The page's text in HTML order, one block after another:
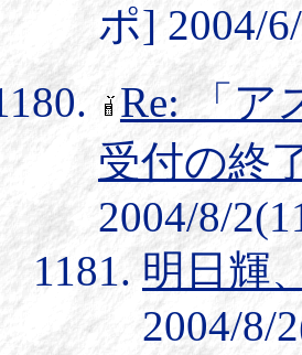
ポ] 2004/
Re: 「ア
受付の終
2004/8/
明日輝
2004/8/